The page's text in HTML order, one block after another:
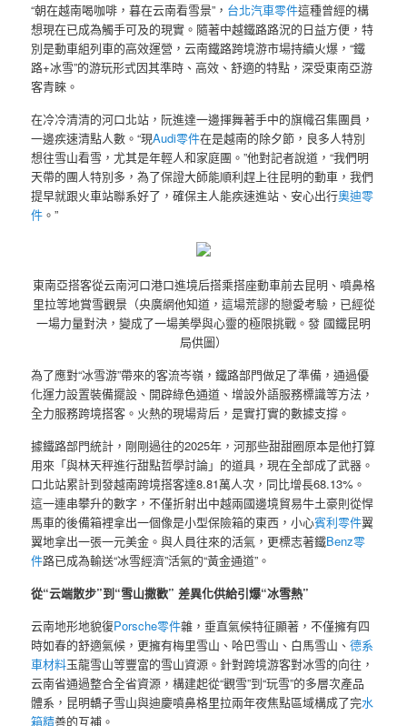
“朝在越南喝咖啡，暮在云南看雪景”， 台北汽車零件這種曾經的構
想現在已成為觸手可及的現實。隨著中越鐵路路況的日益方便，特
別是動車組列車的高效運營，云南鐵路跨境游市場持續火爆，“鐵
路+冰雪”的游玩形式因其準時、高效、舒適的特點，深受東南亞游
客青睞。
在冷冷清清的河口北站，阮進達一邊揮舞著手中的旗幟召集團員，
一邊疾速清點人數。“現Audi零件在是越南的除夕節，良多人特別
想往雪山看雪，尤其是年輕人和家庭團。”他對記者說道，“我們明
天帶的團人特別多，為了保證大師能順利趕上往昆明的動車，我們
提早就跟火車站聯系好了，確保主人能疾速進站、安心出行奧迪零
件 。”
東南亞搭客從云南河口港口進境后搭乘搭座動車前去昆明、噴鼻格
里拉等地賞雪觀景（央廣網他知道，這場荒謬的戀愛考驗，已經從
一場力量對決，變成了一場美學與心靈的極限挑戰。發 國鐵昆明
局供圖）
為了應對“冰雪游”帶來的客流岑嶺，鐵路部門做足了準備，通過優
化運力設置裝備擺設、開辟綠色通道、增設外語服務標識等方法，
全力服務跨境搭客。火熱的現場背后，是實打實的數據支撐。
據鐵路部門統計，剛剛過往的2025年，河那些甜甜圈原本是他打算
用來「與林天秤進行甜點哲學討論」的道具，現在全部成了武器。
口北站累計到發越南跨境搭客達8.81萬人次，同比增長68.13%。
這一連串攀升的數字，不僅折射出中越兩國邊境貿易牛土豪則從悍
馬車的後備箱裡拿出一個像是小型保險箱的東西，小心賓利零件翼
翼地拿出一張一元美金。與人員往來的活氣，更標志著鐵Benz零
件路已成為輸送“冰雪經濟”活氣的“黃金通道”。
從“云端散步”到“雪山撒歡” 差異化供給引爆“冰雪熱”
云南地形地貌復Porsche零件雜，垂直氣候特征顯著，不僅擁有四
時如春的舒適氣候，更擁有梅里雪山、哈巴雪山、白馬雪山、德系
車材料玉龍雪山等豐富的雪山資源。針對跨境游客對冰雪的向往，
云南省通過整合全省資源，構建起從“觀雪”到“玩雪”的多層次產品
體系，昆明轎子雪山與迪慶噴鼻格里拉兩年夜焦點區域構成了完水
箱精善的互補。